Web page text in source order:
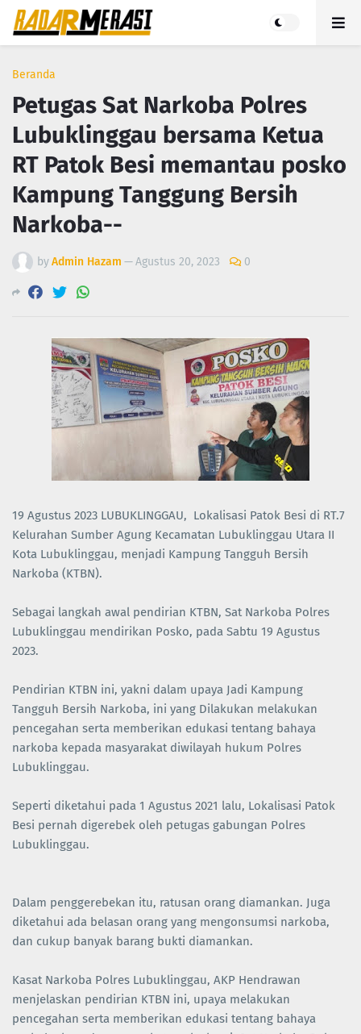
Beranda
Petugas Sat Narkoba Polres
Lubuklinggau bersama Ketua
RT Patok Besi memantau posko
Kampung Tanggung Bersih
Narkoba--
byAdmin Hazam —Agustus 20, 2023 0
19 Agustus 2023 LUBUKLINGGAU, Lokalisasi Patok Besi di RT.7
Kelurahan Sumber Agung Kecamatan Lubuklinggau Utara II
Kota Lubuklinggau, menjadi Kampung Tangguh Bersih
Narkoba (KTBN).
Sebagai langkah awal pendirian KTBN, Sat Narkoba Polres
Lubuklinggau mendirikan Posko, pada Sabtu 19 Agustus
2023.
Pendirian KTBN ini, yakni dalam upaya Jadi Kampung
Tangguh Bersih Narkoba, ini yang Dilakukan melakukan
pencegahan serta memberikan edukasi tentang bahaya
narkoba kepada masyarakat diwilayah hukum Polres
Lubuklinggau.
Seperti diketahui pada 1 Agustus 2021 lalu, Lokalisasi Patok
Besi pernah digerebek oleh petugas gabungan Polres
Lubuklinggau.
Dalam penggerebekan itu, ratusan orang diamankan. Juga
diketahui ada belasan orang yang mengonsumsi narkoba,
dan cukup banyak barang bukti diamankan.
Kasat Narkoba Polres Lubuklinggau, AKP Hendrawan
menjelaskan pendirian KTBN ini, upaya melakukan
pencegahan serta memberikan edukasi tentang bahaya